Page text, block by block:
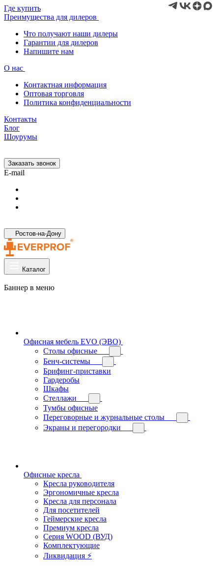
Где купить
Преимущества для дилеров
Что получают наши дилеры
Гарантии для дилеров
Напишите нам
О нас
Контактная информация
Оптовая торговля
Политика конфиденциальности
Контакты
Блог
Шоурумы
Заказать звонок
E-mail
Ростов-на-Дону
Каталог
Баннер в меню
Офисная мебель EVO (ЭВО)
Cтолы офисные
Бенч-системы
Брифинг-приставки
Гардеробы
Шкафы
Стеллажи
Тумбы офисные
Переговорные и журнальные столы
Экраны и перегородки
Офисные кресла
Кресла руководителя
Эргономичные кресла
Кресла для персонала
Для посетителей
Геймерские кресла
Премиум кресла
Серия WOOD (ВУД)
Комплектующие
Ликвидация ⚡